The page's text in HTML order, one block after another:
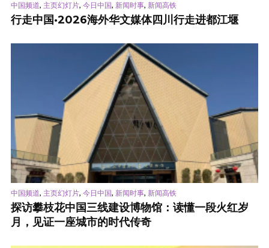
中国频道, 主页幻灯片, 今日中国, 新闻时事, 新闻高铁
行走中国·2026海外华文媒体四川行走进都江堰
中国频道, 主页幻灯片, 今日中国, 新闻时事, 新闻高铁
探访攀枝花中国三线建设博物馆：读懂一段火红岁
月，见证一座城市的时代传奇